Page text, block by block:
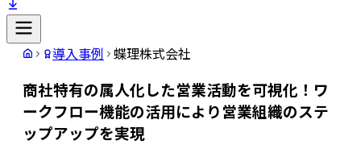
導入事例 蝶理株式会社
商社特有の属人化した営業活動を可視化！ワ
ークフロー機能の活用により営業組織のステ
ップアップを実現